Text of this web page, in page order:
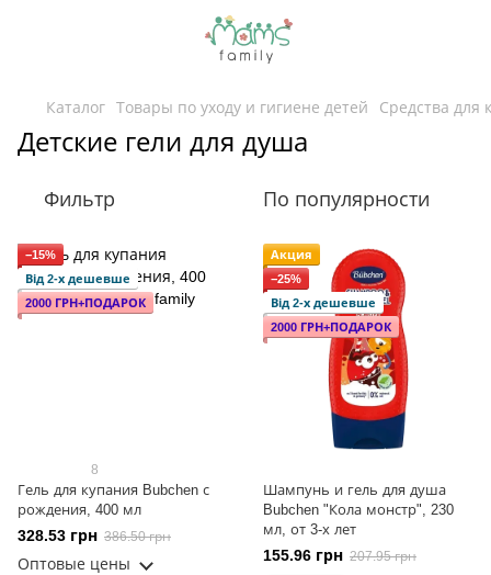
Каталог Товары по уходу и гигиене детей Средства для
Детские гели для душа
Фильтр По популярности
−15%
Від 2-х дешевше
2000 ГРН+ПОДАРОК
8
Гель для купания Bubchen с
рождения, 400 мл
328.53 грн 386.50 грн
Оптовые цены
Акция
−25%
Від 2-х дешевше
2000 ГРН+ПОДАРОК
Шампунь и гель для душа
Bubchen "Кола монстр", 230
мл, от 3-х лет
155.96 грн 207.95 грн